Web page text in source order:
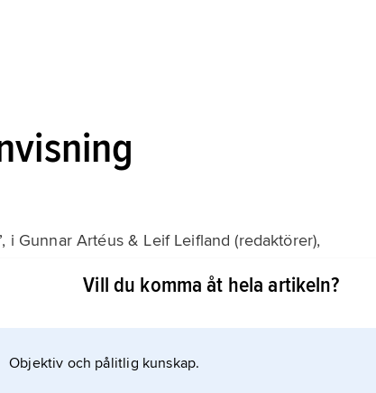
i Gunnar Artéus & Leif Leifland (redaktörer),
1900-talet
Vill du komma åt hela artikeln?
Objektiv och pålitlig kunskap.